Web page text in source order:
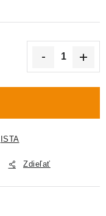
ISTA
Zdieľať